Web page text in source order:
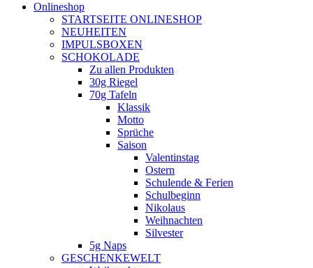
Onlineshop
STARTSEITE ONLINESHOP
NEUHEITEN
IMPULSBOXEN
SCHOKOLADE
Zu allen Produkten
30g Riegel
70g Tafeln
Klassik
Motto
Sprüche
Saison
Valentinstag
Ostern
Schulende & Ferien
Schulbeginn
Nikolaus
Weihnachten
Silvester
5g Naps
GESCHENKEWELT